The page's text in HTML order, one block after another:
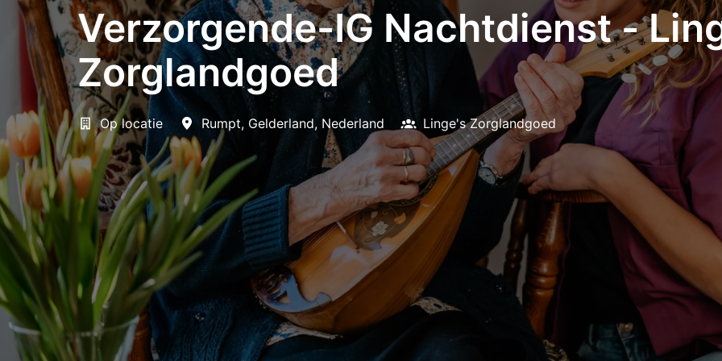
Verzorgende-IG Nachtdienst -
Zorglandgoed
Op locatie Rumpt, Gelderland, Nederland Linge's Zorglandgoed